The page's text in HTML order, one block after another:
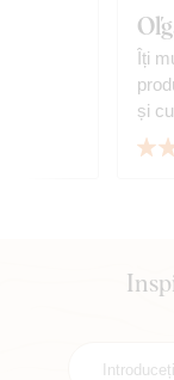
Îți
și